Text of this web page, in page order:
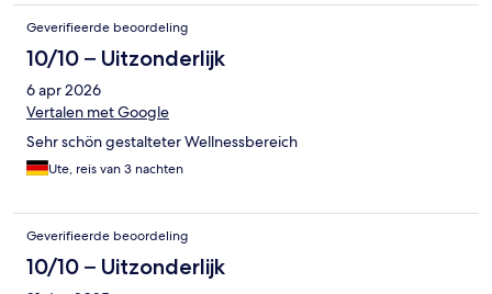
Geverifieerde beoordeling
10/10 – Uitzonderlijk
6 apr 2026
Vertalen met Google
Sehr schön gestalteter Wellnessbereich
Ute, reis van 3 nachten
Geverifieerde beoordeling
10/10 – Uitzonderlijk